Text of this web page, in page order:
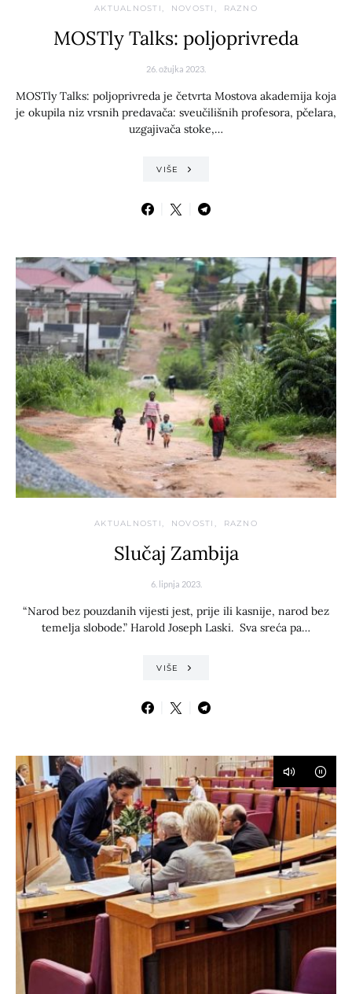
AKTUALNOSTI NOVOSTI RAZNO
MOSTly Talks: poljoprivreda
26. ožujka 2023.
MOSTly Talks: poljoprivreda je četvrta Mostova akademija koja
je okupila niz vrsnih predavača: sveučilišnih profesora, pčelara,
uzgajivača stoke,…
VIŠE
AKTUALNOSTI NOVOSTI RAZNO
Slučaj Zambija
6. lipnja 2023.
“Narod bez pouzdanih vijesti jest, prije ili kasnije, narod bez
temelja slobode.” Harold Joseph Laski. Sva sreća pa…
VIŠE